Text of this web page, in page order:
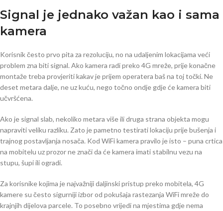
Signal je jednako važan kao i sama
kamera
Korisnik često prvo pita za rezoluciju, no na udaljenim lokacijama veći
problem zna biti signal. Ako kamera radi preko 4G mreže, prije konačne
montaže treba provjeriti kakav je prijem operatera baš na toj točki. Ne
deset metara dalje, ne uz kuću, nego točno ondje gdje će kamera biti
učvršćena.
Ako je signal slab, nekoliko metara više ili druga strana objekta mogu
napraviti veliku razliku. Zato je pametno testirati lokaciju prije bušenja i
trajnog postavljanja nosača. Kod WiFi kamera pravilo je isto – puna crtica
na mobitelu uz prozor ne znači da će kamera imati stabilnu vezu na
stupu, šupi ili ogradi.
Za korisnike kojima je najvažniji daljinski pristup preko mobitela, 4G
kamere su često sigurniji izbor od pokušaja rastezanja WiFi mreže do
krajnjih dijelova parcele. To posebno vrijedi na mjestima gdje nema